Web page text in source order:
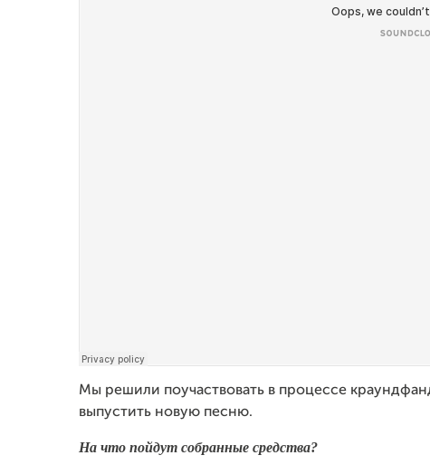
Мы решили поучаствовать в процессе
выпустить новую песню.
На что пойдут собранные средства?